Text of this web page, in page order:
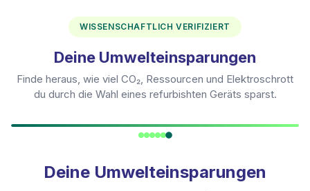
WISSENSCHAFTLICH VERIFIZIERT
Deine Umwelteinsparungen
Finde heraus, wie viel CO₂, Ressourcen und Elektroschrott
du durch die Wahl eines refurbishten Geräts sparst.
Deine Umwelteinsparungen